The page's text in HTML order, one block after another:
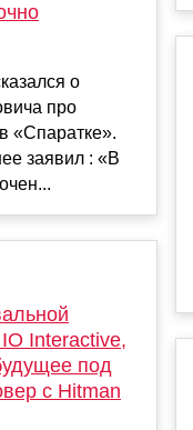
о
про
«Спаратке».
заявил : «В
Interactive,
под
с Hitman